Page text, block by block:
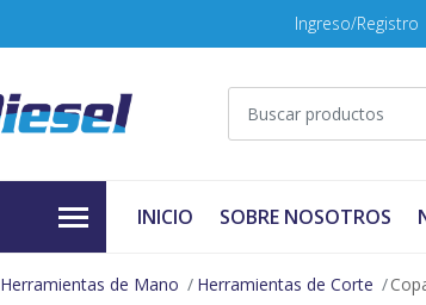
Ingreso/Registro
INICIO SOBRE NOSOTROS
Herramientas de Mano Herramientas de Corte